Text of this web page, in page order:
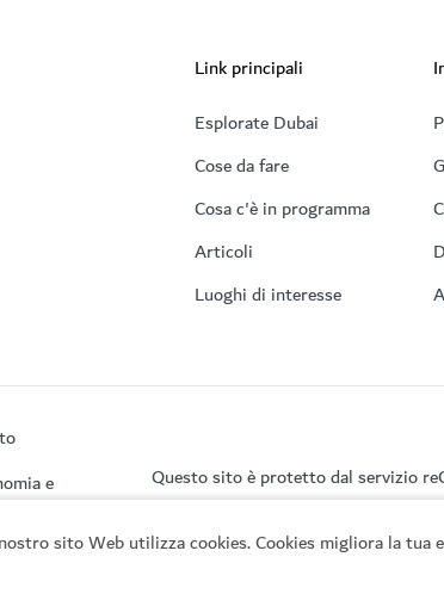
sito Web utilizza cookies. Cookies migliora la tua
Link principali
Esplorate Dubai
Cose da fare
Cosa c'è in programma
Articoli
Luoghi di interesse
e
Questo sito è protetto dal servizio